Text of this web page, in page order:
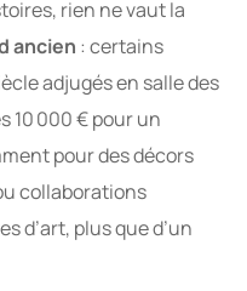
rien ne vaut la
ancien : certains
adjugés en salle des
10 000 € pour un
pour des décors
collaborations
d’art, plus que d’un